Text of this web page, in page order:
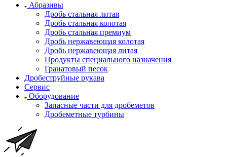
Абразивы
Дробь стальная литая
Дробь стальная колотая
Дробь стальная премиум
Дробь нержавеющая колотая
Дробь нержавеющая литая
Продукты специального назначения
Гранатовый песок
Дробеструйные рукава
Сервис
Оборудование
Запасные части для дробеметов
Дробеметные турбины